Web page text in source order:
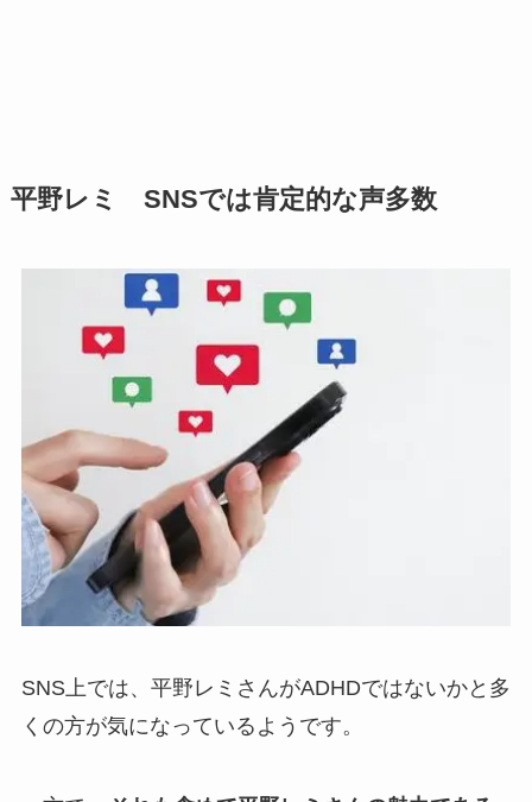
平野レミ SNSでは肯定的な声多数
SNS上では、平野レミさんがADHDではないかと多
くの方が気になっているようです。